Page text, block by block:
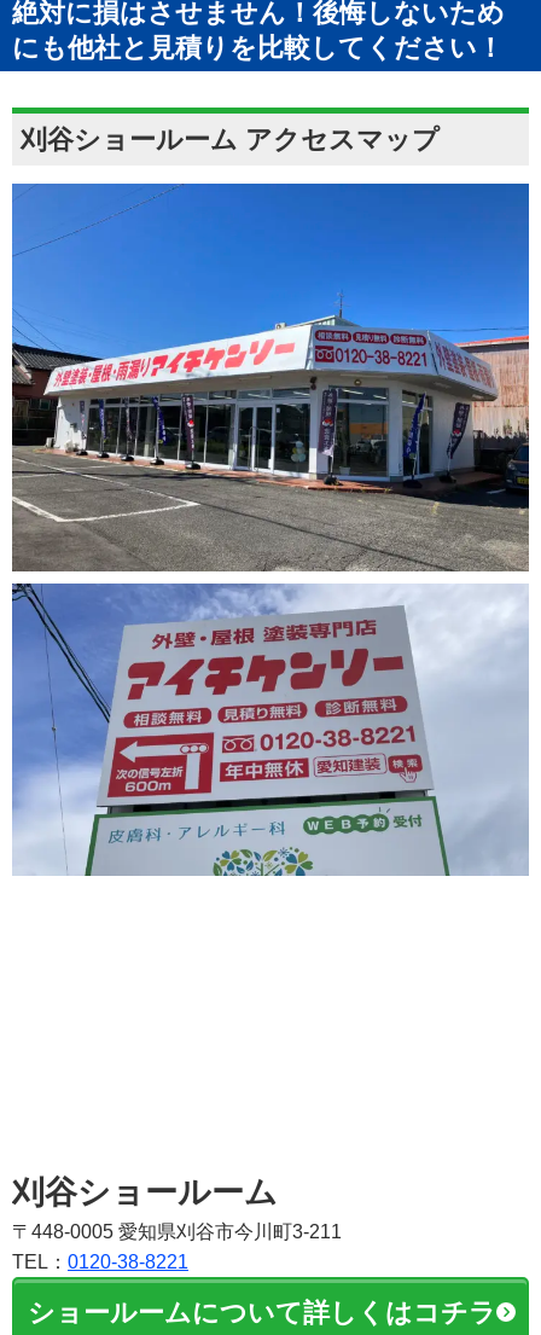
絶対に損はさせません！後悔しないため
にも他社と見積りを比較してください！
刈谷ショールーム アクセスマップ
刈谷ショールーム
〒448-0005 愛知県刈谷市今川町3-211
TEL： 0120-38-8221
ショールームについて詳しくはコチラ